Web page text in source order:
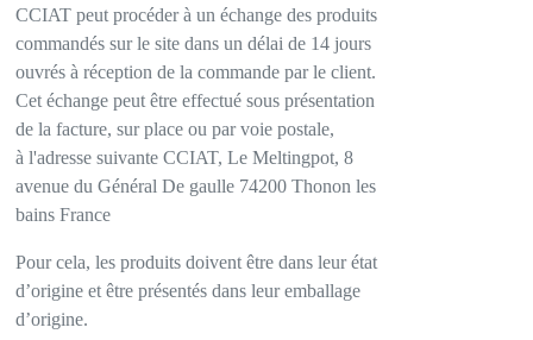
CCIAT peut procéder à un échange des produits
commandés sur le site dans un délai de 14 jours
ouvrés à réception de la commande par le client.
Cet échange peut être effectué sous présentation
de la facture, sur place ou par voie postale,
à l'adresse suivante CCIAT, Le Meltingpot, 8
avenue du Général De gaulle 74200 Thonon les
bains France
Pour cela, les produits doivent être dans leur état
d’origine et être présentés dans leur emballage
d’origine.